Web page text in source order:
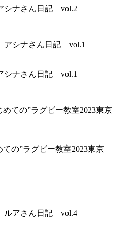
シナさん日記 vol.2
シナさん日記 vol.1
ての”ラグビー教室2023東京